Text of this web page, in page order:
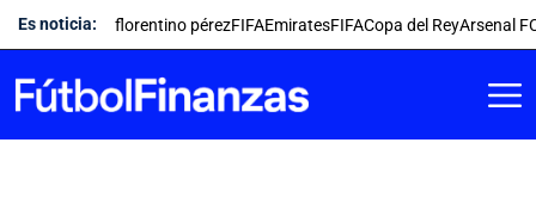
Saltar
al
contenido
Es noticia: florentino pérezFIFAEmiratesFIFACopa del ReyArsenal